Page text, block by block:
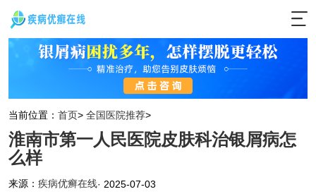
当前位置： 首页> 全国医院推荐>
淮南市第一人民医院皮肤科治银屑病怎
么样
来源： 疾病优癣在线· 2025-07-03